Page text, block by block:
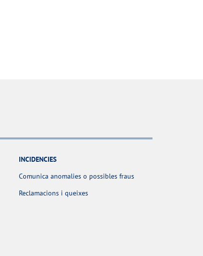
INCIDENCIES
Comunica anomalies o possibles fraus
Reclamacions i queixes